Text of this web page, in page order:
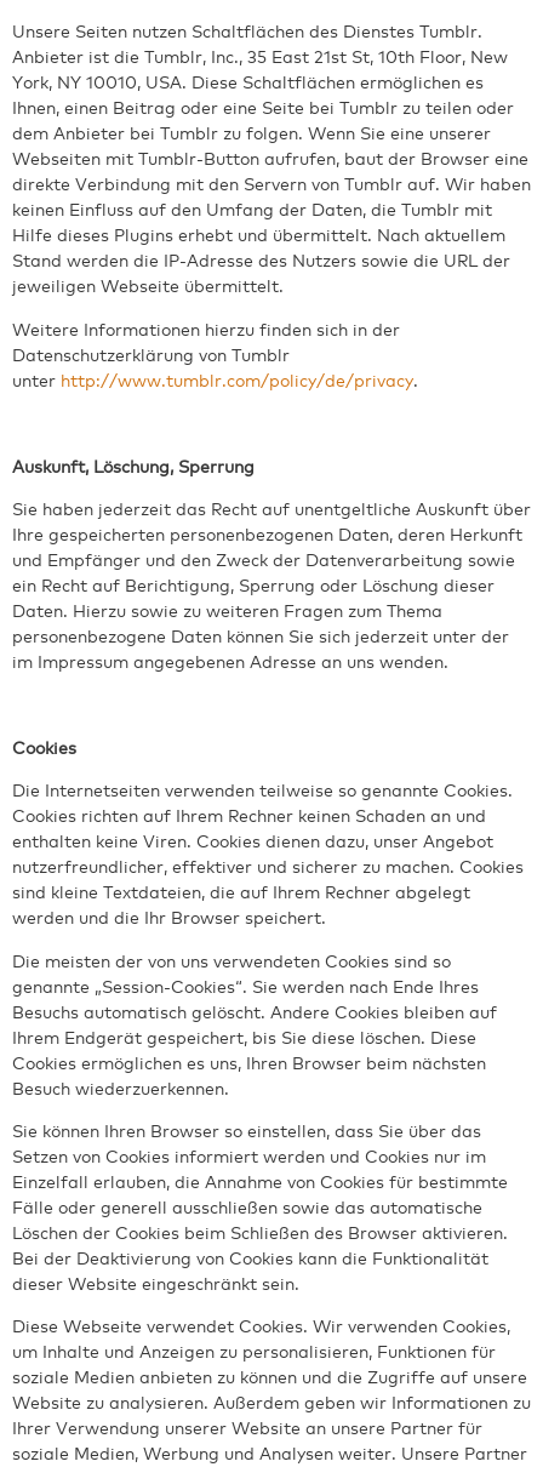
Unsere Seiten nutzen Schaltflächen des Dienstes Tumblr.
Anbieter ist die Tumblr, Inc., 35 East 21st St, 10th Floor, New
York, NY 10010, USA. Diese Schaltflächen ermöglichen es
Ihnen, einen Beitrag oder eine Seite bei Tumblr zu teilen oder
dem Anbieter bei Tumblr zu folgen. Wenn Sie eine unserer
Webseiten mit Tumblr-Button aufrufen, baut der Browser eine
direkte Verbindung mit den Servern von Tumblr auf. Wir haben
keinen Einfluss auf den Umfang der Daten, die Tumblr mit
Hilfe dieses Plugins erhebt und übermittelt. Nach aktuellem
Stand werden die IP-Adresse des Nutzers sowie die URL der
jeweiligen Webseite übermittelt.
Weitere Informationen hierzu finden sich in der
Datenschutzerklärung von Tumblr
unter http://www.tumblr.com/policy/de/privacy.
Auskunft, Löschung, Sperrung
Sie haben jederzeit das Recht auf unentgeltliche Auskunft über
Ihre gespeicherten personenbezogenen Daten, deren Herkunft
und Empfänger und den Zweck der Datenverarbeitung sowie
ein Recht auf Berichtigung, Sperrung oder Löschung dieser
Daten. Hierzu sowie zu weiteren Fragen zum Thema
personenbezogene Daten können Sie sich jederzeit unter der
im Impressum angegebenen Adresse an uns wenden.
Cookies
Die Internetseiten verwenden teilweise so genannte Cookies.
Cookies richten auf Ihrem Rechner keinen Schaden an und
enthalten keine Viren. Cookies dienen dazu, unser Angebot
nutzerfreundlicher, effektiver und sicherer zu machen. Cookies
sind kleine Textdateien, die auf Ihrem Rechner abgelegt
werden und die Ihr Browser speichert.
Die meisten der von uns verwendeten Cookies sind so
genannte „Session-Cookies“. Sie werden nach Ende Ihres
Besuchs automatisch gelöscht. Andere Cookies bleiben auf
Ihrem Endgerät gespeichert, bis Sie diese löschen. Diese
Cookies ermöglichen es uns, Ihren Browser beim nächsten
Besuch wiederzuerkennen.
Sie können Ihren Browser so einstellen, dass Sie über das
Setzen von Cookies informiert werden und Cookies nur im
Einzelfall erlauben, die Annahme von Cookies für bestimmte
Fälle oder generell ausschließen sowie das automatische
Löschen der Cookies beim Schließen des Browser aktivieren.
Bei der Deaktivierung von Cookies kann die Funktionalität
dieser Website eingeschränkt sein.
Diese Webseite verwendet Cookies. Wir verwenden Cookies,
um Inhalte und Anzeigen zu personalisieren, Funktionen für
soziale Medien anbieten zu können und die Zugriffe auf unsere
Website zu analysieren. Außerdem geben wir Informationen zu
Ihrer Verwendung unserer Website an unsere Partner für
soziale Medien, Werbung und Analysen weiter. Unsere Partner